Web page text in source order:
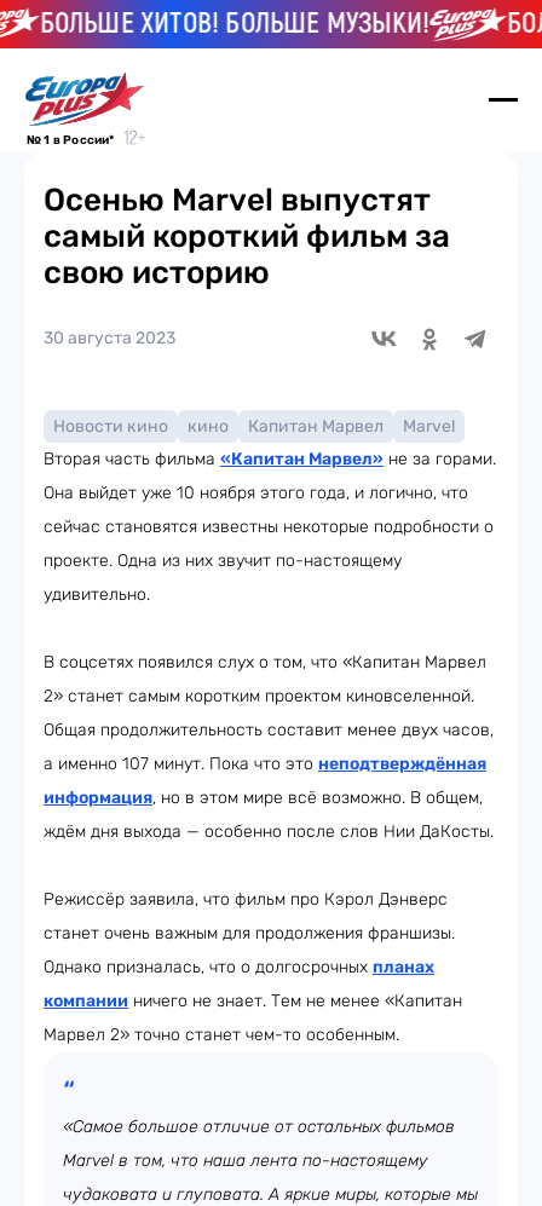
БОЛЬШЕ ХИТОВ! БОЛЬШЕ МУЗЫКИ!
№ 1 в России*
Осенью Marvel выпустят
самый короткий фильм за
свою историю
30 августа 2023
Новости кино кино Капитан Марвел
Marvel
Вторая часть фильма «Капитан Марвел» не за горами.
Она выйдет уже 10 ноября этого года, и логично, что
сейчас становятся известны некоторые подробности о
проекте. Одна из них звучит по-настоящему
удивительно.
В соцсетях появился слух о том, что «Капитан Марвел
2» станет самым коротким проектом киновселенной.
Общая продолжительность составит менее двух часов,
а именно 107 минут. Пока что это неподтверждённая
информация, но в этом мире всё возможно. В общем,
ждём дня выхода — особенно после слов Нии ДаКосты.
Режиссёр заявила, что фильм про Кэрол Дэнверс
станет очень важным для продолжения франшизы.
Однако призналась, что о долгосрочных планах
компании ничего не знает. Тем не менее «Капитан
Марвел 2» точно станет чем-то особенным.
«Самое большое отличие от остальных фильмов
Marvel в том, что наша лента по-настоящему
чудаковата и глуповата. А яркие миры, которые мы